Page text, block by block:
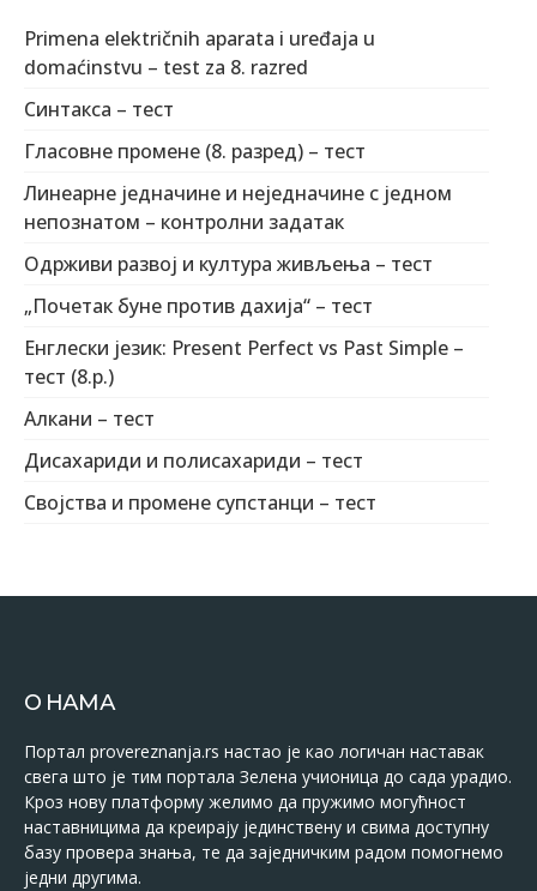
Primena električnih aparata i uređaja u
domaćinstvu – test za 8. razred
Синтакса – тест
Гласовне промене (8. разред) – тест
Линеарне једначине и неједначине с једном
непознатом – контролни задатак
Одрживи развој и култура живљења – тест
„Почетак буне против дахија“ – тест
Енглески језик: Present Perfect vs Past Simple –
тест (8.р.)
Алкани – тест
Дисахариди и полисахариди – тест
Својства и промене супстанци – тест
О НАМА
Портал provereznanja.rs настао је као логичан наставак
свега што је тим портала Зелена учионица до сада урадио.
Кроз нову платформу желимо да пружимо могућност
наставницима да креирају јединствену и свима доступну
базу провера знања, те да заједничким радом помогнемо
једни другима.